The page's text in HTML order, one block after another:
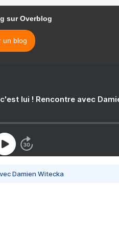
sur Overblog
un blog
lui ! Rencontre avec
Damien Witecka